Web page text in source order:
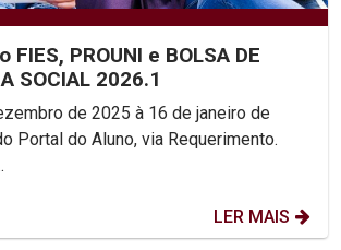
FIES, PROUNI e BOLSA DE
SOCIAL 2026.1
de 2025 à 16 de janeiro de
LER MAIS